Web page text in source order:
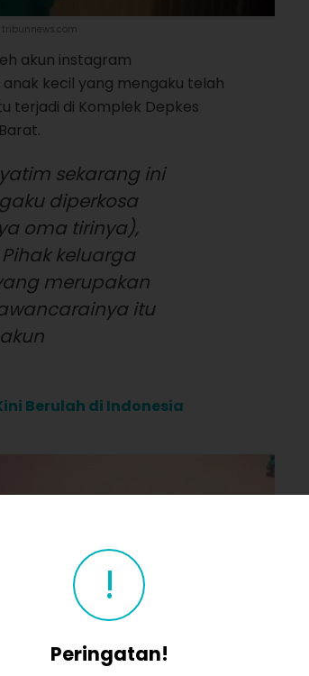
akun instagram
kecil yang mengaku telah
terjadi di Komplek Depkes
sekarang ini
diperkosa
oma tirinya),
keluarga
merupakan
itu
Berulah di Indonesia
!
Peringatan!